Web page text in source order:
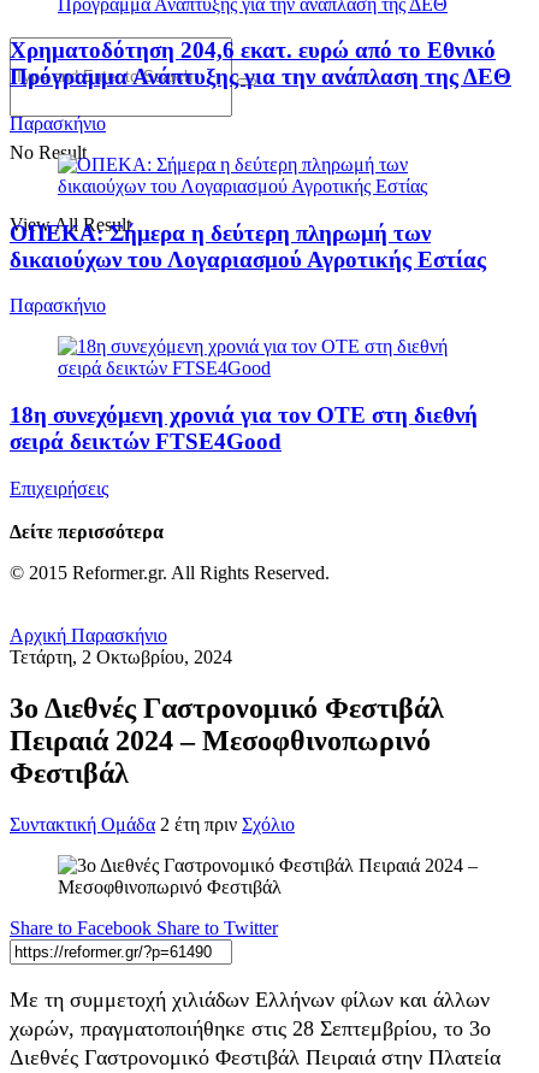
No Result
View All Result
Χρηματοδότηση 204,6 εκατ. ευρώ από το Εθνικό
Πρόγραμμα Ανάπτυξης για την ανάπλαση της ΔΕΘ
Παρασκήνιο
ΟΠΕΚΑ: Σήμερα η δεύτερη πληρωμή των
δικαιούχων του Λογαριασμού Αγροτικής Εστίας
Παρασκήνιο
18η συνεχόμενη χρονιά για τον ΟΤΕ στη διεθνή
σειρά δεικτών FTSE4Good
Επιχειρήσεις
Δείτε περισσότερα
© 2015 Reformer.gr. All Rights Reserved.
Αρχική Παρασκήνιο
Τετάρτη, 2 Οκτωβρίου, 2024
3ο Διεθνές Γαστρονομικό Φεστιβάλ
Πειραιά 2024 – Μεσοφθινοπωρινό
Φεστιβάλ
Συντακτική Ομάδα 2 έτη πριν Σχόλιο
Share to Facebook Share to Twitter
Με τη συμμετοχή χιλιάδων Ελλήνων φίλων και άλλων
χωρών, πραγματοποιήθηκε στις 28 Σεπτεμβρίου, το 3ο
Διεθνές Γαστρονομικό Φεστιβάλ Πειραιά στην Πλατεία